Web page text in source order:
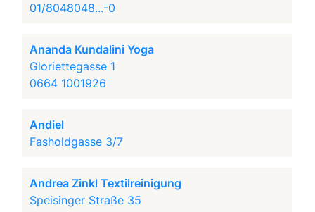
01/8048048...-0
Ananda Kundalini Yoga
Gloriettegasse 1
0664 1001926
Andiel
Fasholdgasse 3/7
Andrea Zinkl Textilreinigung
Speisinger Straße 35